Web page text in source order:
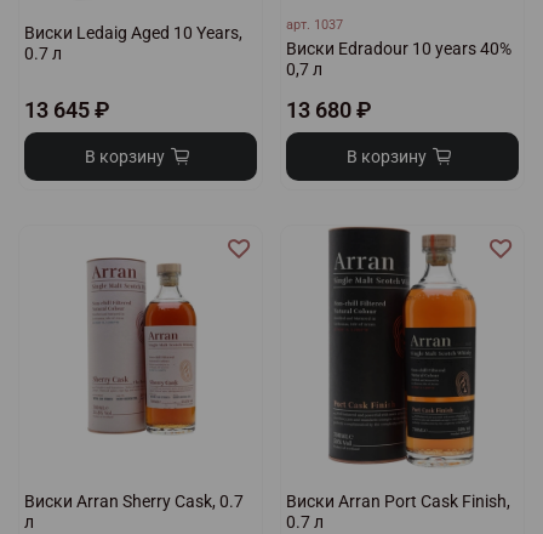
Виски Ledaig Aged 10 Years,
0.7 л
13 645 ₽
В корзину
арт. 1037
Виски Edradour 10 years 40%
0,7 л
13 680 ₽
В корзину
Виски Arran Sherry Cask, 0.7
л
Виски Arran Port Cask Finish,
0.7 л